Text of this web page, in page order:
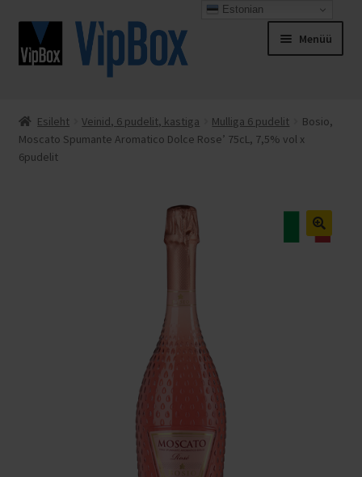
Liigu
navigeerimisele
Liigu
sisu
juurde
Menüü
Espresso Italiano
Esileht Veinid, 6 pudelit, kastiga Mulliga 6 pudelit
Bosio,
Moscato Spumante Aromatico Dolce Rose’ 75cL, 7,5% vol x
6pudelit
Estonian